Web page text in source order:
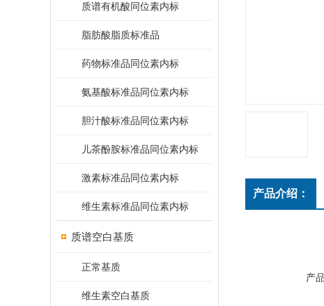
质谱有机酸同位素内标
脂肪酸脂质标准品
药物标准品同位素内标
氨基酸标准品同位素内标
胆汁酸标准品同位素内标
儿茶酚胺标准品同位素内标
激素标准品同位素内标
维生素标准品同位素内标
质谱空白基质
正常基质
维生素空白基质
产品介绍：
产